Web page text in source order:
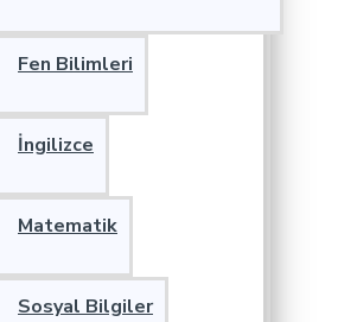
Fen Bilimleri
İngilizce
Matematik
Sosyal Bilgiler